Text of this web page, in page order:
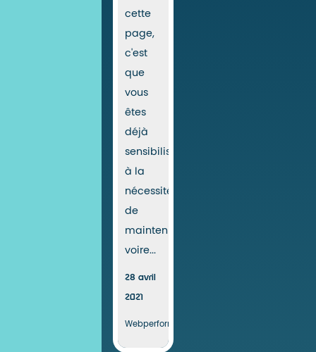
cette
page,
c'est
que
vous
êtes
déjà
sensibilisé
à la
nécessité
de
maintenir,
voire...
28 avril
2021
Webperformance